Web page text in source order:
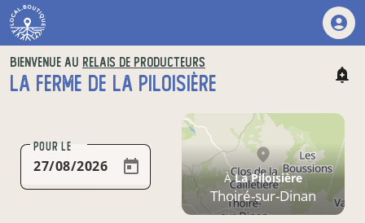
BIENVENUE AU RELAIS DE PRODUCTEURS
LA FERME DE LA PILOISIÈRE
POUR LE
ÀLa Piloisière
Thoiré-sur-Dinan